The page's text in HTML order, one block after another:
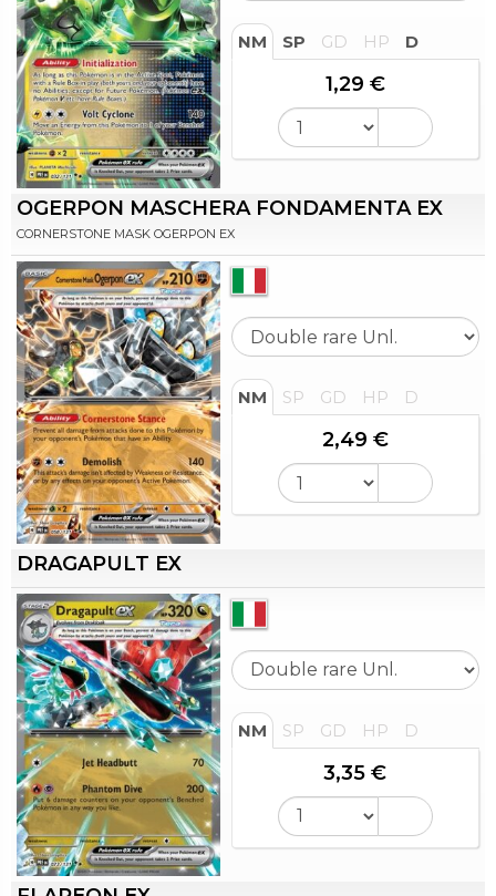
NM SP GD HP D
1,29 €
OGERPON MASCHERA FONDAMENTA EX
CORNERSTONE MASK OGERPON EX
NM SP GD HP D
2,49 €
DRAGAPULT EX
NM SP GD HP D
3,35 €